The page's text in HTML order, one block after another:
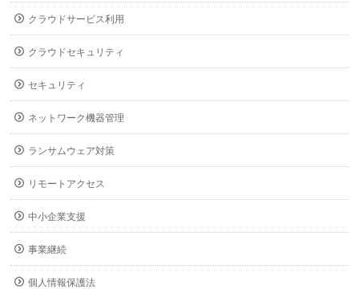
クラウドサービス利用
クラウドセキュリティ
セキュリティ
ネットワーク機器管理
ランサムウェア対策
リモートアクセス
中小企業支援
事業継続
個人情報保護法